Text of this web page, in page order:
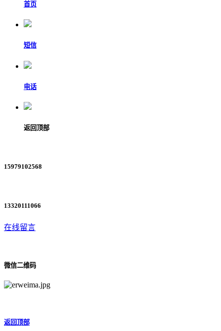
首页
短信
电话
返回顶部
15979102568
13320111066
在线留言
微信二维码
返回顶部